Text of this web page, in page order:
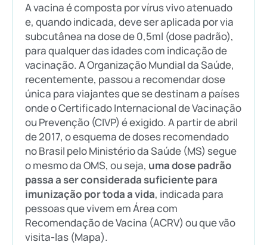
A vacina é composta por vírus vivo atenuado
e, quando indicada, deve ser aplicada por via
subcutânea na dose de 0,5ml (dose padrão),
para qualquer das idades com indicação de
vacinação. A Organização Mundial da Saúde,
recentemente, passou a recomendar dose
única para viajantes que se destinam a países
onde o Certificado Internacional de Vacinação
ou Prevenção (CIVP) é exigido. A partir de abril
de 2017, o esquema de doses recomendado
no Brasil pelo Ministério da Saúde (MS) segue
o mesmo da OMS, ou seja, uma dose padrão
passa a ser considerada suficiente para
imunização por toda a vida, indicada para
pessoas que vivem em Área com
Recomendação de Vacina (ACRV) ou que vão
visita-las (Mapa).